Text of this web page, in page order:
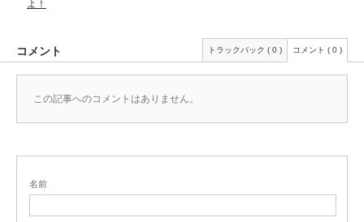
よ！
コメント トラックバック ( 0 ) コメント ( 0 )
この記事へのコメントはありません。
名前